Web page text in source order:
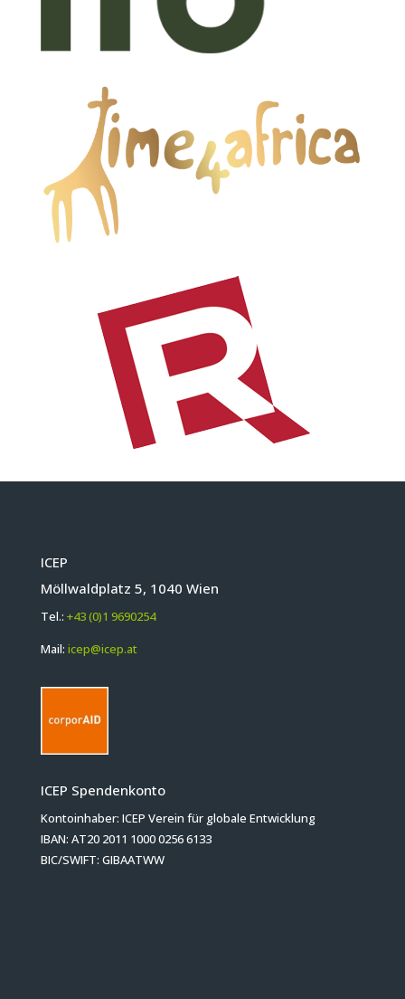
ICEP
Möllwaldplatz 5, 1040 Wien
Tel.: +43 (0)1 9690254
Mail: icep@icep.at
ICEP Spendenkonto
Kontoinhaber: ICEP Verein für globale Entwicklung
IBAN: AT20 2011 1000 0256 6133
BIC/SWIFT: GIBAATWW